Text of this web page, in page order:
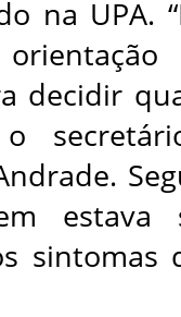
na UPA.
decidir
o
estava
sintomas